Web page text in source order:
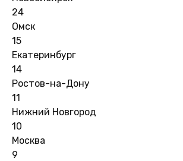
24
Омск
15
Екатеринбург
14
Ростов-на-Дону
11
Нижний Новгород
10
Москва
9